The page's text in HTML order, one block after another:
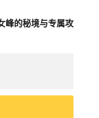
峰的秘境与专属攻